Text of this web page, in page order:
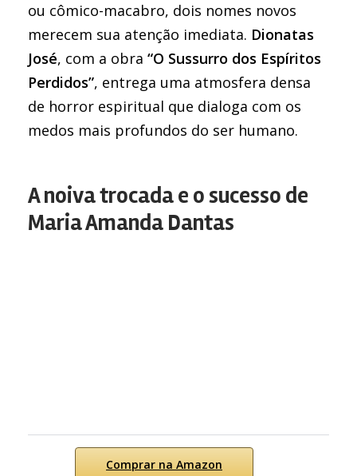
ou cômico-macabro, dois nomes novos
merecem sua atenção imediata. Dionatas
José, com a obra “O Sussurro dos Espíritos
Perdidos”, entrega uma atmosfera densa
de horror espiritual que dialoga com os
medos mais profundos do ser humano.
A noiva trocada e o sucesso de
Maria Amanda Dantas
Comprar na Amazon